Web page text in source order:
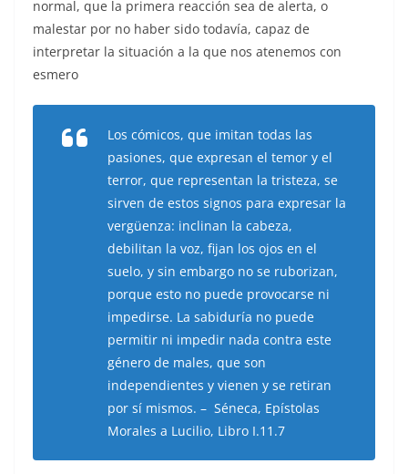
normal, que la primera reacción sea de alerta, o
malestar por no haber sido todavía, capaz de
interpretar la situación a la que nos atenemos con
esmero
Los cómicos, que imitan todas las
pasiones, que expresan el temor y el
terror, que representan la tristeza, se
sirven de estos signos para expresar la
vergüenza: inclinan la cabeza,
debilitan la voz, fijan los ojos en el
suelo, y sin embargo no se ruborizan,
porque esto no puede provocarse ni
impedirse. La sabiduría no puede
permitir ni impedir nada contra este
género de males, que son
independientes y vienen y se retiran
por sí mismos. – Séneca, Epístolas
Morales a Lucilio, Libro I.11.7